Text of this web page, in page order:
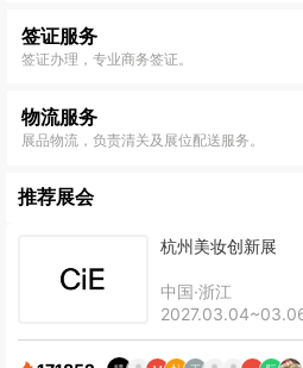
签证服务
签证办理，专业商务签证。
物流服务
展品物流，负责清关及展位配送服务。
推荐展会
杭州美妆创新展
中国·浙江